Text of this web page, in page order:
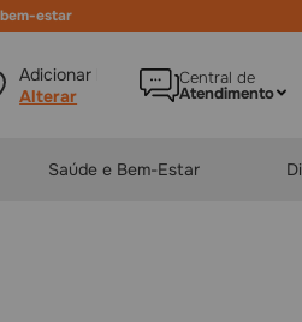
Adicionar local Central de
Atendimento
Saúde e Bem-Estar